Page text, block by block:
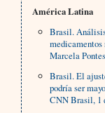
América Latina
Brasil.
medicamentos
Marcela
Brasil. El
podría ser
CNN Brasil, 1